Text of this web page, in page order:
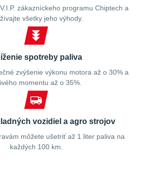
zákazníckeho programu Chiptech a
všetky jeho výhody.
spotreby paliva
zvýšenie výkonu motora až o 30% a
momentu až o 35%.
vozidiel a agro strojov
môžete ušetriť až 1 liter paliva na
každých 100 km.